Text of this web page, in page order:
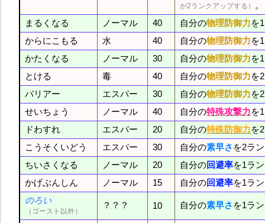
が2ランクアップする） 。
まるくなる
ノーマル 40 自分の物理防御力を
からにこもる
水 40 自分の物理防御力を
かたくなる
ノーマル 30 自分の物理防御力を
とける
毒 40 自分の物理防御力を
バリアー
エスパー 30 自分の物理防御力を
せいちょう
ノーマル 40 自分の特殊攻撃力を
ドわすれ
エスパー 20 自分の特殊防御力を
こうそくいどう
エスパー 30 自分の素早さ を2ラ
ちいさくなる
ノーマル 20 自分の回避率を1ラ
かげぶんしん
ノーマル 15 自分の回避率を1ラ
のろい
（ゴースト以外）
？？？ 10 自分の素早さ を1ラ